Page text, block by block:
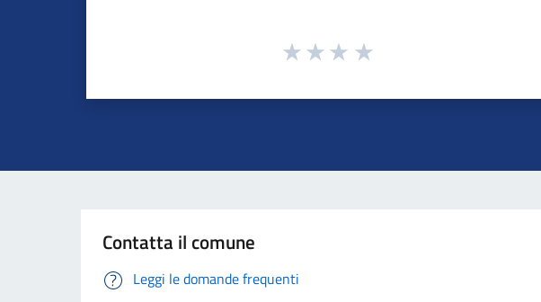
Contatta il comune
Leggi le domande frequenti